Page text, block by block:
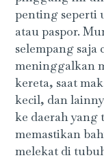
penting seperti
atau paspor.
selempang saja
meninggalkan
kereta, saat
kecil, dan
ke daerah
memastikan
melekat di